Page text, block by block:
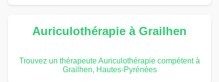
Auriculothérapie à Grailhen
Trouvez un thérapeute Auriculothérapie compétent à
Grailhen, Hautes-Pyrénées